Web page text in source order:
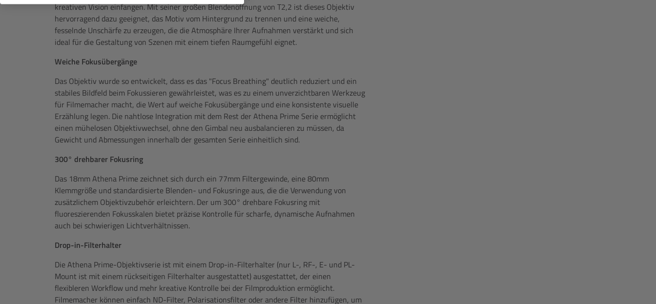
kreativen Vision einfangen. Mit seiner großen Blendenöffnung von T2,2 ist dieses Objektiv
hervorragend dazu geeignet, das Motiv vom Hintergrund zu trennen und eine weiche,
fesselnde Unschärfe zu erzeugen, die die Atmosphäre Ihrer Aufnahmen verstärkt und sich
ideal für die Gestaltung von Szenen mit einem tiefen Raumgefühl eignet.
Weiche Fokusübergänge
Das Objektiv wurde so entwickelt, dass es das "Focus Breathing" deutlich reduziert und ein
stabiles Bildfeld beim Fokussieren gewährleistet, was es zu einem unverzichtbaren Werkzeug
für Filmemacher macht, die Wert auf weiche Fokusübergänge und eine konsistente visuelle
Erzählung legen. Die nahtlose Integration mit dem Rest der Athena Prime Serie ermöglicht
einen mühelosen Objektivwechsel, ohne den Gimbal neu ausbalancieren zu müssen, da
Gewicht und Abmessungen innerhalb der gesamten Serie einheitlich sind.
300° drehbarer Fokusring
Das 18mm Athena Prime zeichnet sich durch ein 77mm Filtergewinde, eine 80mm
Klemmgröße und standardisierte Blenden- und Fokusringe aus, die die Verwendung von
zusätzlichem Objektivzubehör erleichtern. Der um 300° drehbare Fokusring mit
fluoreszierenden Fokusskalen bietet präzise Kontrolle für scharfe, dynamische Aufnahmen
auch bei schwierigen Lichtverhältnissen.
Drop-in-Filterhalter
Die Athena Prime-Objektivserie ist mit einem Drop-in-Filterhalter (nur L-, RF-, E- und PL-
Mount ist mit einem rückseitigen Filterhalter ausgestattet) ausgestattet, der einen
flexibleren Workflow und mehr kreative Kontrolle bei der Filmproduktion ermöglicht.
Filmemacher können einfach ND-Filter, Polarisationsfilter oder andere Filter hinzufügen, um